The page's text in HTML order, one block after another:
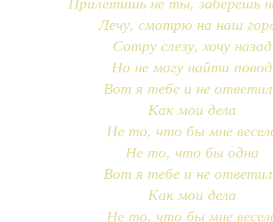
Лечу, смотрю на наш
Сотру слезу, хочу назад
Но не могу найти повод
Вот я тебе и не
Как мои дела
Не то, что бы мне
Не то, что бы одна
Вот я тебе и не
Как мои дела
Не то, что бы мне